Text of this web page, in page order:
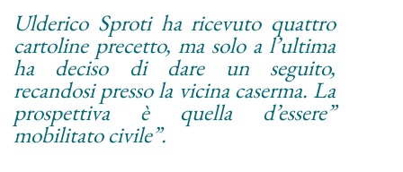
Ulderico Sproti ha ricevuto quattro
cartoline precetto, ma solo a l’ultima
ha deciso di dare un seguito,
recandosi presso la vicina caserma. La
prospettiva è quella d’essere”
mobilitato civile”.